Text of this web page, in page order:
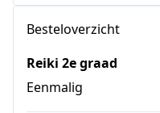
Besteloverzicht
Reiki 2e graad
Eenmalig